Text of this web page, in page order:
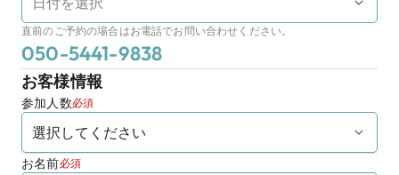
直前のご予約の場合はお電話でお問い合わせください。
050-5441-9838
お客様情報
参加人数必須
お名前必須